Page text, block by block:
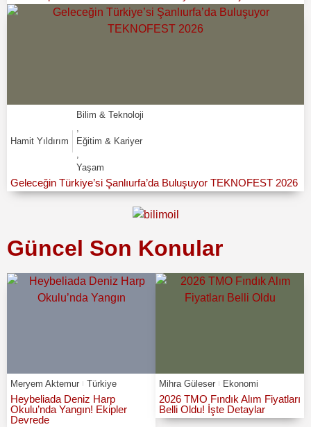
Hamit Yıldırım
Bilim & Teknoloji
,
Eğitim & Kariyer
,
Yaşam
Geleceğin Türkiye’si Şanlıurfa’da Buluşuyor TEKNOFEST 2026
Güncel Son Konular
Meryem Aktemur Türkiye
Heybeliada Deniz Harp
Okulu’nda Yangın! Ekipler
Devrede
Mihra Güleser Ekonomi
2026 TMO Fındık Alım Fiyatları
Belli Oldu! İşte Detaylar